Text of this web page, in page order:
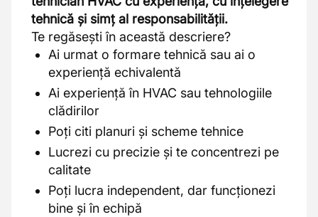
tehnică și simț al responsabilității.
Te regăsești în această descriere?
Ai urmat o formare tehnică sau ai o
experiență echivalentă
Ai experiență în HVAC sau tehnologiile
clădirilor
Poți citi planuri și scheme tehnice
Lucrezi cu precizie și te concentrezi pe
calitate
Poți lucra independent, dar funcționezi
bine și în echipă